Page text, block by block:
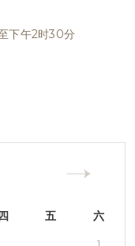
下午2时30分
五 六